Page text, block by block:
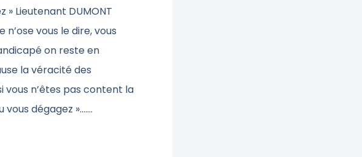
» Lieutenant DUMONT
n’ose vous le dire, vous
on reste en
la véracité des
vous n’êtes pas content la
dégagez »…….